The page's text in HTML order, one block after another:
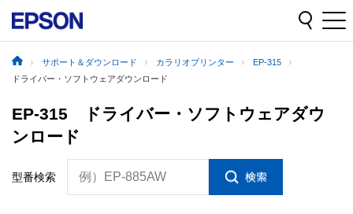
サポート＆ダウンロード カラリオプリンター
EP-315
ドライバー・ソフトウェアダウンロード
EP-315 ドライバー・ソフトウェアダウ
ンロード
型番検索 例）EP-885AW